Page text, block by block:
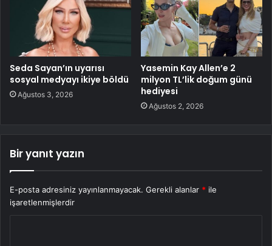
Seda Sayan’ın uyarısı
sosyal medyayı ikiye böldü
Ağustos 3, 2026
Yasemin Kay Allen’e 2
milyon TL’lik doğum günü
hediyesi
Ağustos 2, 2026
Bir yanıt yazın
E-posta adresiniz yayınlanmayacak. Gerekli alanlar * ile
işaretlenmişlerdir